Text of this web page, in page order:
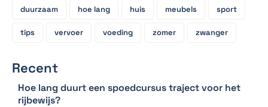
duurzaam hoe lang huis meubels sport
tips vervoer voeding zomer zwanger
Recent
Hoe lang duurt een spoedcursus traject voor het
rijbewijs?